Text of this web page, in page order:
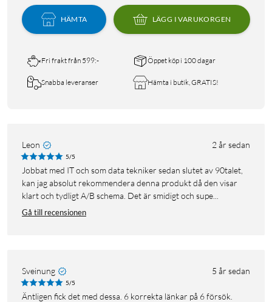
HÄMTA LÄGG I VARUKORGEN
Fri frakt från 599:- Öppet köp i 100 dagar
Snabba leveranser Hämta i butik, GRATIS!
Leon 2 år sedan
5/5
Jobbat med IT och som data tekniker sedan slutet av 90talet,
kan jag absolut rekommendera denna produkt då den visar
klart och tydligt A/B schema. Det är smidigt och supe...
Gå till recensionen
Sveinung 5 år sedan
5/5
Äntligen fick det med dessa. 6 korrekta länkar på 6 försök.